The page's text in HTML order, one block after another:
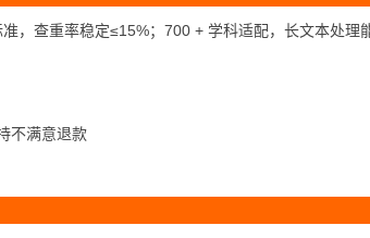
，查重率稳定≤15%；700 + 学科适配，长文本处理
不满意退款